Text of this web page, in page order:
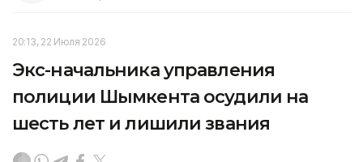
20:13, 22 Июля 2026
Экс-начальника управления
полиции Шымкента осудили на
шесть лет и лишили звания